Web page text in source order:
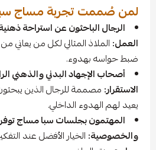
لمن صُممت تجربة مساج سبا
الرجال الباحثون عن استراحة
العمل: الملاذ المثالي لكل من يعاني
ضبط حواسه بهدوء.
أصحاب الإجهاد البدني والذهني
الاستقرار: مصممة للرجال الذين
يعيد لهم الهدوء الداخلي.
المهتمون بجلسات سبا مساج
والخصوصية: الخيار الأفضل عند